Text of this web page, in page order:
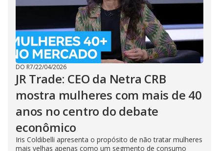
DO R7/22/04/2026
JR Trade: CEO da Netra CRB
mostra mulheres com mais de 40
anos no centro do debate
econômico
Iris Coldibelli apresenta o propósito de não tratar mulheres
mais velhas apenas como um segmento de consumo